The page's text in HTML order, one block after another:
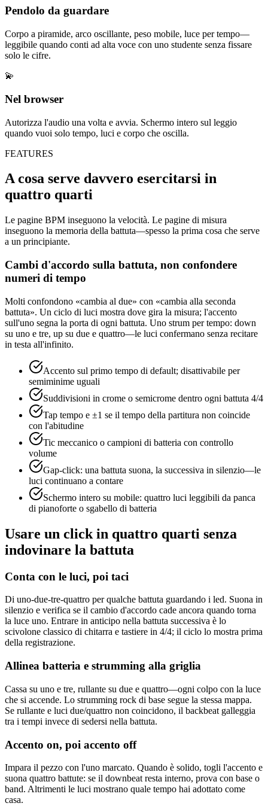
Pendolo da guardare
Corpo a piramide, arco oscillante, peso mobile, luce per tempo—
leggibile quando conti ad alta voce con uno studente senza fissare
solo le cifre.
💫
Nel browser
Autorizza l'audio una volta e avvia. Schermo intero sul leggio
quando vuoi solo tempo, luci e corpo che oscilla.
FEATURES
A cosa serve davvero esercitarsi in
quattro quarti
Le pagine BPM inseguono la velocità. Le pagine di misura
inseguono la memoria della battuta—spesso la prima cosa che serve
a un principiante.
Cambi d'accordo sulla battuta, non confondere
numeri di tempo
Molti confondono «cambia al due» con «cambia alla seconda
battuta». Un ciclo di luci mostra dove gira la misura; l'accento
sull'uno segna la porta di ogni battuta. Uno strum per tempo: down
su uno e tre, up su due e quattro—le luci confermano senza recitare
in testa all'infinito.
Accento sul primo tempo di default; disattivabile per
semiminime uguali
Suddivisioni in crome o semicrome dentro ogni battuta 4/4
Tap tempo e ±1 se il tempo della partitura non coincide
con l'abitudine
Tic meccanico o campioni di batteria con controllo
volume
Gap-click: una battuta suona, la successiva in silenzio—le
luci continuano a contare
Schermo intero su mobile: quattro luci leggibili da panca
di pianoforte o sgabello di batteria
Usare un click in quattro quarti senza
indovinare la battuta
Conta con le luci, poi taci
Di uno-due-tre-quattro per qualche battuta guardando i led. Suona in
silenzio e verifica se il cambio d'accordo cade ancora quando torna
la luce uno. Entrare in anticipo nella battuta successiva è lo
scivolone classico di chitarra e tastiere in 4/4; il ciclo lo mostra prima
della registrazione.
Allinea batteria e strumming alla griglia
Cassa su uno e tre, rullante su due e quattro—ogni colpo con la luce
che si accende. Lo strumming rock di base segue la stessa mappa.
Se rullante e luci due/quattro non coincidono, il backbeat galleggia
tra i tempi invece di sedersi nella battuta.
Accento on, poi accento off
Impara il pezzo con l'uno marcato. Quando è solido, togli l'accento e
suona quattro battute: se il downbeat resta interno, prova con base o
band. Altrimenti le luci mostrano quale tempo hai adottato come
casa.